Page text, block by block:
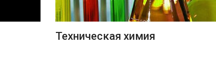
ПОДРОБНЕЕ
Техническая химия